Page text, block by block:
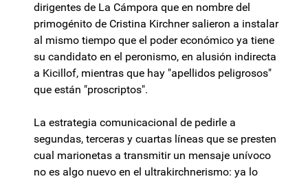
dirigentes de La Cámpora que en nombre del
primogénito de Cristina Kirchner salieron a instalar
al mismo tiempo que el poder económico ya tiene
su candidato en el peronismo, en alusión indirecta
a Kicillof, mientras que hay "apellidos peligrosos"
que están "proscriptos".
La estrategia comunicacional de pedirle a
segundas, terceras y cuartas líneas que se presten
cual marionetas a transmitir un mensaje unívoco
no es algo nuevo en el ultrakirchnerismo: ya lo